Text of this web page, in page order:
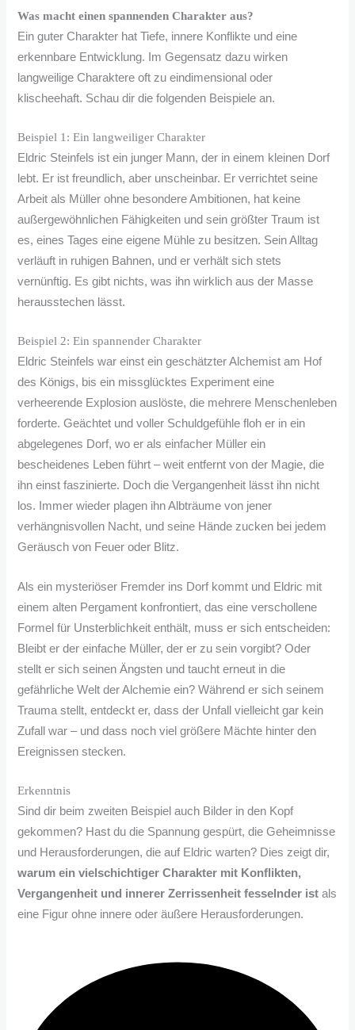
Was macht einen spannenden Charakter aus?
Ein guter Charakter hat Tiefe, innere Konflikte und eine
erkennbare Entwicklung. Im Gegensatz dazu wirken
langweilige Charaktere oft zu eindimensional oder
klischeehaft. Schau dir die folgenden Beispiele an.
Beispiel 1: Ein langweiliger Charakter
Eldric Steinfels ist ein junger Mann, der in einem kleinen Dorf
lebt. Er ist freundlich, aber unscheinbar. Er verrichtet seine
Arbeit als Müller ohne besondere Ambitionen, hat keine
außergewöhnlichen Fähigkeiten und sein größter Traum ist
es, eines Tages eine eigene Mühle zu besitzen. Sein Alltag
verläuft in ruhigen Bahnen, und er verhält sich stets
vernünftig. Es gibt nichts, was ihn wirklich aus der Masse
herausstechen lässt.
Beispiel 2: Ein spannender Charakter
Eldric Steinfels war einst ein geschätzter Alchemist am Hof
des Königs, bis ein missglücktes Experiment eine
verheerende Explosion auslöste, die mehrere Menschenleben
forderte. Geächtet und voller Schuldgefühle floh er in ein
abgelegenes Dorf, wo er als einfacher Müller ein
bescheidenes Leben führt – weit entfernt von der Magie, die
ihn einst faszinierte. Doch die Vergangenheit lässt ihn nicht
los. Immer wieder plagen ihn Albträume von jener
verhängnisvollen Nacht, und seine Hände zucken bei jedem
Geräusch von Feuer oder Blitz.
Als ein mysteriöser Fremder ins Dorf kommt und Eldric mit
einem alten Pergament konfrontiert, das eine verschollene
Formel für Unsterblichkeit enthält, muss er sich entscheiden:
Bleibt er der einfache Müller, der er zu sein vorgibt? Oder
stellt er sich seinen Ängsten und taucht erneut in die
gefährliche Welt der Alchemie ein? Während er sich seinem
Trauma stellt, entdeckt er, dass der Unfall vielleicht gar kein
Zufall war – und dass noch viel größere Mächte hinter den
Ereignissen stecken.
Erkenntnis
Sind dir beim zweiten Beispiel auch Bilder in den Kopf
gekommen? Hast du die Spannung gespürt, die Geheimnisse
und Herausforderungen, die auf Eldric warten? Dies zeigt dir,
warum ein vielschichtiger Charakter mit Konflikten,
Vergangenheit und innerer Zerrissenheit fesselnder istals
eine Figur ohne innere oder äußere Herausforderungen.